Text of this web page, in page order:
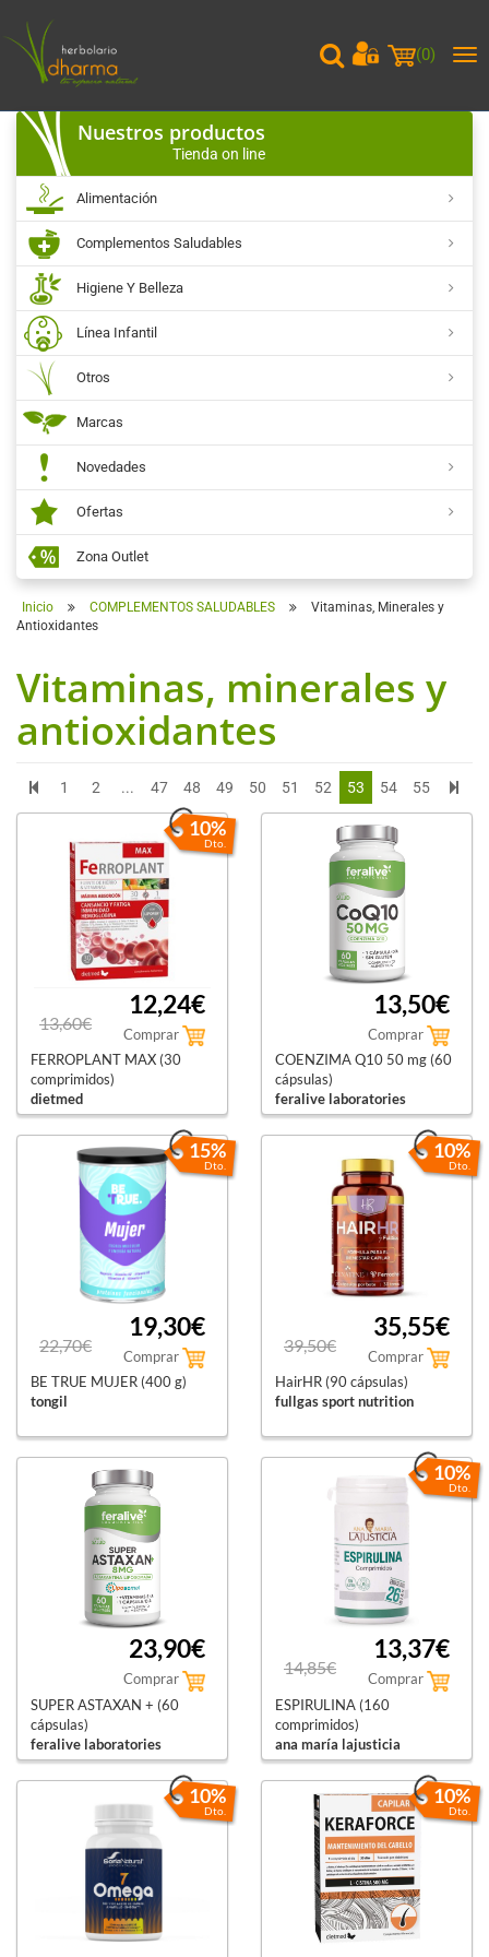
(0)
Nuestros productos
Tienda on line
Alimentación
Complementos Saludables
Higiene Y Belleza
Línea Infantil
Otros
Marcas
Novedades
Ofertas
Zona Outlet
Inicio COMPLEMENTOS SALUDABLES
Vitaminas, Minerales y
Antioxidantes
Vitaminas, minerales y
antioxidantes
1 2 ... 47 48 49 50 51 52 53 54 55
10%
Dto.
13,60€
12,24€
Comprar
FERROPLANT MAX (30
comprimidos)
dietmed
13,50€
Comprar
COENZIMA Q10 50 mg (60
cápsulas)
feralive laboratories
15%
Dto.
22,70€
19,30€
Comprar
BE TRUE MUJER (400 g)
tongil
10%
Dto.
39,50€
35,55€
Comprar
HairHR (90 cápsulas)
fullgas sport nutrition
23,90€
Comprar
SUPER ASTAXAN + (60
cápsulas)
feralive laboratories
10%
Dto.
14,85€
13,37€
Comprar
ESPIRULINA (160
comprimidos)
ana maría lajusticia
10%
Dto.
10%
Dto.